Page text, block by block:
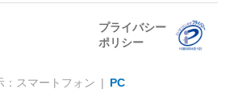
プライバシー
ポリシー
：スマートフォン | PC